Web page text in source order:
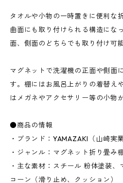
タオルや小物の一時置きに便利な
曲面にも取り付けられる構造にな
面、側面のどちらでも取り付け可
マグネットで洗濯機の正面や側面
す。棚にはお風呂上がりの着替え
はメガネやアクセサリー等の小物
●商品の情報
・ブランド：YAMAZAKI（山崎実
・ジャンル：マグネット折り畳み
・主な素材：スチール 粉体塗装、
コーン（滑り止め、クッション）